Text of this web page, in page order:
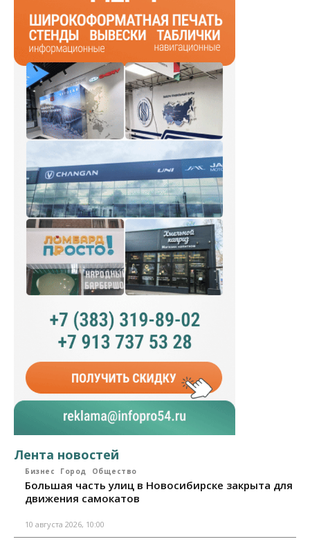
Лента новостей
Бизнес Город Общество
Большая часть улиц в Новосибирске закрыта для
движения самокатов
10 августа 2026, 10:00